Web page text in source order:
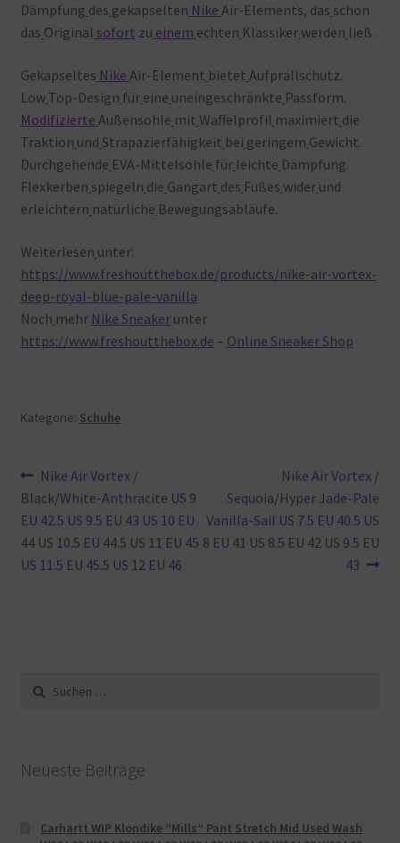
Dämpfung des gekapselten Nike Air-Elements, das schon
das Original sofort zu einem echten Klassiker werden ließ.
Gekapseltes Nike Air-Element bietet Aufprallschutz.
Low Top-Design für eine uneingeschränkte Passform.
Modifizierte Außensohle mit Waffelprofil maximiert die
Traktion und Strapazierfähigkeit bei geringem Gewicht.
Durchgehende EVA-Mittelsohle für leichte Dämpfung.
Flexkerben spiegeln die Gangart des Fußes wider und
erleichtern natürliche Bewegungsabläufe.
Weiterlesen unter:
https://www.freshoutthebox.de/products/nike-air-vortex-
deep-royal-blue-pale-vanilla
Noch mehr Nike Sneakerunter
https://www.freshoutthebox.de – Online Sneaker Shop
Kategorie: Schuhe
Beitragsnavigation
Vorheriger
Beitrag:
Nike Air Vortex /
Black/White-Anthracite US 9
EU 42.5 US 9.5 EU 43 US 10 EU
44 US 10.5 EU 44.5 US 11 EU 45
US 11.5 EU 45.5 US 12 EU 46
Nächster
Beitrag:
Nike Air Vortex /
Sequoia/Hyper Jade-Pale
Vanilla-Sail US 7.5 EU 40.5 US
8 EU 41 US 8.5 EU 42 US 9.5 EU
43
Suche
nach:
Neueste Beiträge
Carhartt WIP Klondike “Mills“ Pant Stretch Mid Used Wash